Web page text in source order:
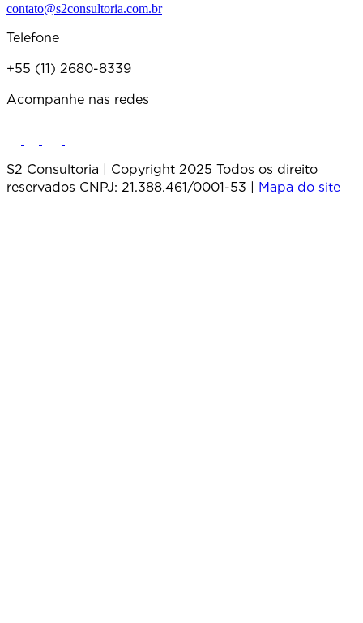
contato@s2consultoria.com.br
Telefone
+55 (11) 2680-8339
Acompanhe nas redes
S2 Consultoria | Copyright 2025 Todos os direito
reservados CNPJ: 21.388.461/0001-53 | Mapa do site